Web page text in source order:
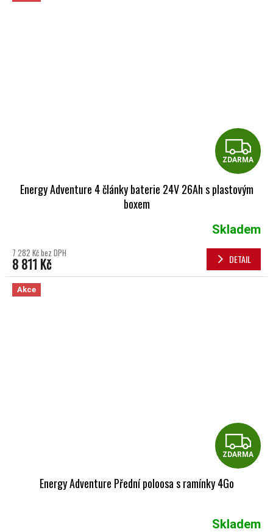
ZDARMA
Energy Adventure 4 články baterie 24V 26Ah s plastovým
boxem
Skladem
7 282 Kč bez DPH
8 811 Kč DETAIL
Akce
ZDARMA
Energy Adventure Přední poloosa s ramínky 4Go
Skladem